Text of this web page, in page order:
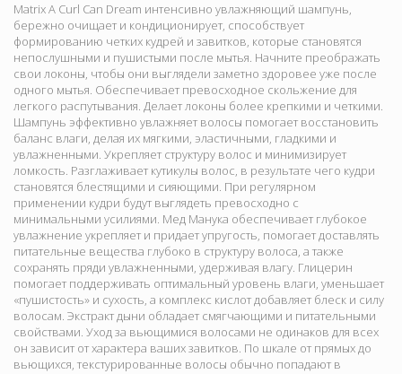
Matrix A Curl Can Dream интенсивно увлажняющий шампунь,
бережно очищает и кондиционирует, способствует
формированию четких кудрей и завитков, которые становятся
непослушными и пушистыми после мытья. Начните преображать
свои локоны, чтобы они выглядели заметно здоровее уже после
одного мытья. Обеспечивает превосходное скольжение для
легкого распутывания. Делает локоны более крепкими и четкими.
Шампунь эффективно увлажняет волосы помогает восстановить
баланс влаги, делая их мягкими, эластичными, гладкими и
увлажненными. Укрепляет структуру волос и минимизирует
ломкость. Разглаживает кутикулы волос, в результате чего кудри
становятся блестящими и сияющими. При регулярном
применении кудри будут выглядеть превосходно с
минимальными усилиями. Мед Манука обеспечивает глубокое
увлажнение укрепляет и придает упругость, помогает доставлять
питательные вещества глубоко в структуру волоса, а также
сохранять пряди увлажненными, удерживая влагу. Глицерин
помогает поддерживать оптимальный уровень влаги, уменьшает
«пушистость» и сухость, а комплекс кислот добавляет блеск и силу
волосам. Экстракт дыни обладает смягчающими и питательными
свойствами. Уход за вьющимися волосами не одинаков для всех
он зависит от характера ваших завитков. По шкале от прямых до
вьющихся, текстурированные волосы обычно попадают в